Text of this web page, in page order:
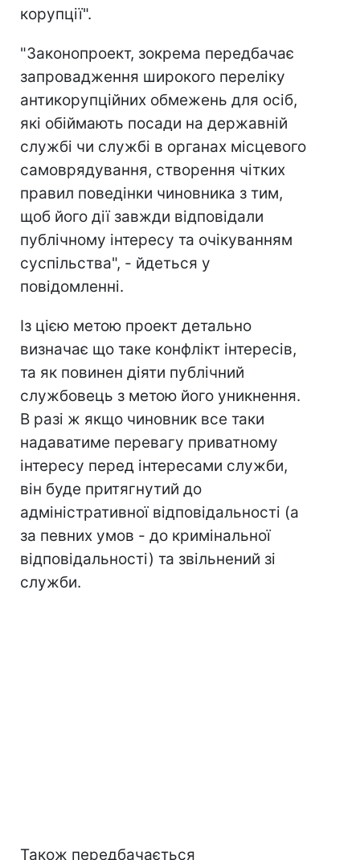
корупції".
"Законопроект, зокрема передбачає
запровадження широкого переліку
антикорупційних обмежень для осіб,
які обіймають посади на державній
службі чи службі в органах місцевого
самоврядування, створення чітких
правил поведінки чиновника з тим,
щоб його дії завжди відповідали
публічному інтересу та очікуванням
суспільства", - йдеться у
повідомленні.
Із цією метою проект детально
визначає що таке конфлікт інтересів,
та як повинен діяти публічний
службовець з метою його уникнення.
В разі ж якщо чиновник все таки
надаватиме перевагу приватному
інтересу перед інтересами служби,
він буде притягнутий до
адміністративної відповідальності (а
за певних умов - до кримінальної
відповідальності) та звільнений зі
служби.
Також передбачається